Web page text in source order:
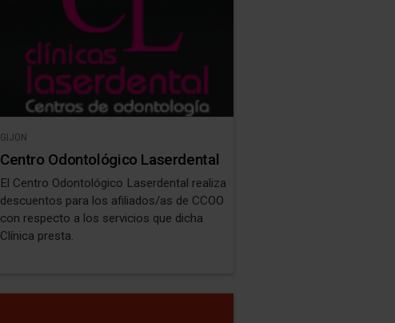
urgencia bucodental gratuita ** Estudio
periodontal gratuito, incluido en el
tratamiento periodontal ** Financiación
hasta 24 meses
GIJON
Centro Odontológico Laserdental
El Centro Odontológico Laserdental realiza
descuentos para los afiliados/as de CCOO
con respecto a los servicios que dicha
Clínica presta.